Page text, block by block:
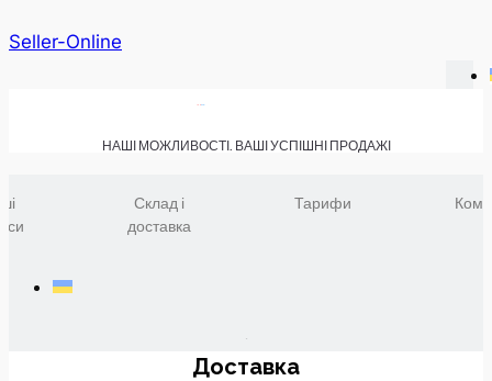
Seller-Online
НАШІ МОЖЛИВОСТІ. ВАШІ УСПІШНІ ПРОДАЖІ
Склад і
доставка
Тарифи
Доставка